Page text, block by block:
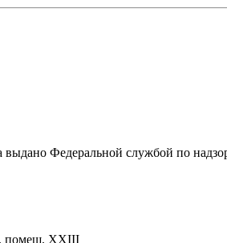
Федеральной службой по
помещ. XXIII